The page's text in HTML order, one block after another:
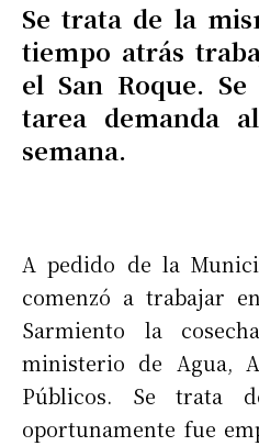
Se trata de la
tiempo atrás
el San Roque.
tarea demanda
semana.
A pedido de la
comenzó a trabajar
Sarmiento la
ministerio de Agua,
Públicos. Se trata
oportunamente fue